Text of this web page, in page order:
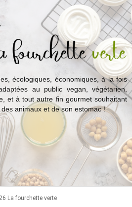
écologiques, économiques, à la fois
au public vegan, végétarien,
et à tout autre fin gourmet souhaitant
animaux et de son estomac !
La fourchette verte